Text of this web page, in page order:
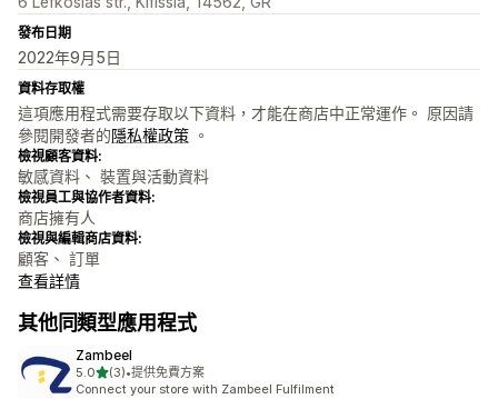
發布日期
2022年9月5日
資料存取權
這項應用程式需要存取以下資料，才能在商店中正常運作。 原因請
參閱開發者的隱私權政策 。
檢視顧客資料:
敏感資料、 裝置與活動資料
檢視員工與協作者資料:
商店擁有人
檢視與編輯商店資料:
顧客、 訂單
查看詳情
其他同類型應用程式
Zambeel
5.0滿分 5 顆星
(3)
共有 3 則評價
•提供免費方案
Connect your store with Zambeel Fulfilment